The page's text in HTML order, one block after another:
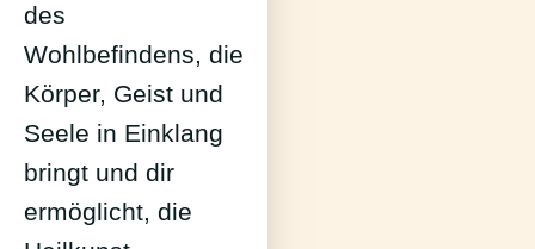
des
Wohlbefindens, die
Körper, Geist und
Seele in Einklang
bringt und dir
ermöglicht, die